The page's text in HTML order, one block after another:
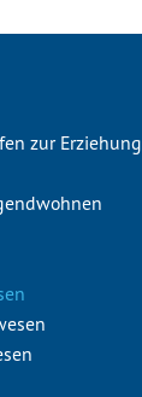
zur Erziehung